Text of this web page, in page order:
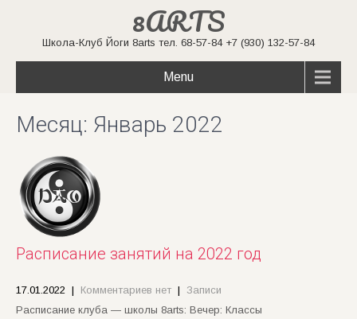
8ARTS
Школа-Клуб Йоги 8arts тел. 68-57-84 +7 (930) 132-57-84
Menu
Месяц: Январь 2022
Расписание занятий на 2022 год
17.01.2022 | Комментариев нет | Записи
Расписание клуба — школы 8arts: Вечер: Классы